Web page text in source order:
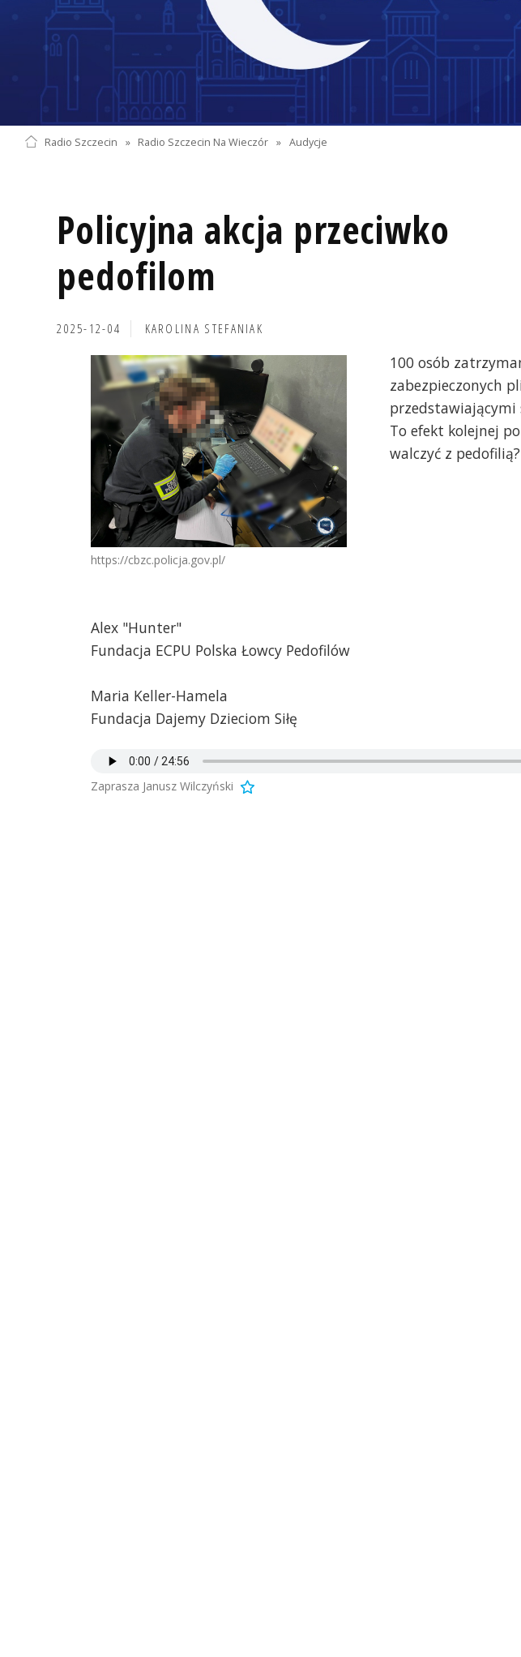
Radio Szczecin » Radio Szczecin Na Wieczór » Audycje
Policyjna akcja przeciwko
pedofilom
2025-12-04 KAROLINA STEFANIAK
https://cbzc.policja.gov.pl/
100 osób
zabezpieczonych
przedstawiającymi
To efekt kolejnej
walczyć z pedofilią?
Alex "Hunter"
Fundacja ECPU Polska Łowcy Pedofilów
Maria Keller-Hamela
Fundacja Dajemy Dzieciom Siłę
Zaprasza Janusz Wilczyński